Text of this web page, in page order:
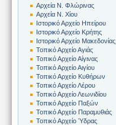
Αρχεία Ν. Φλώρινας
Αρχεία Ν. Χίου
Ιστορικό Αρχείο Ηπείρου
Ιστορικό Αρχείο Κρήτης
Ιστορικό Αρχείο Μακεδονίας
Τοπικό Αρχείο Αγιάς
Τοπικό Αρχείο Αίγινας
Τοπικό Αρχείο Αιγίου
Τοπικό Αρχείο Κυθήρων
Τοπικό Αρχείο Λέρου
Τοπικό Αρχείο Λεωνιδίου
Τοπικό Αρχείο Παξών
Τοπικό Αρχείο Παραμυθιάς
Τοπικό Αρχείο Ύδρας